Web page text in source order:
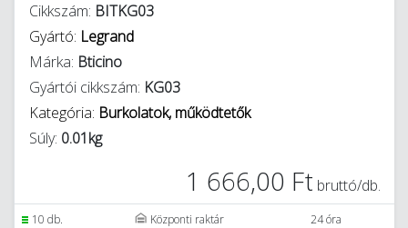
Cikkszám: BITKG03
Gyártó: Legrand
Márka: Bticino
Gyártói cikkszám: KG03
Kategória: Burkolatok, működtetők
Súly: 0.01kg
1 666,00 Ft bruttó/db.
10 db. Központi raktár
24 óra